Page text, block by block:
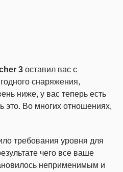
3 оставил вас с
снаряжения,
ниже, у вас теперь есть
это. Во многих отношениях,
требования уровня для
чего все ваше
неприменимым и